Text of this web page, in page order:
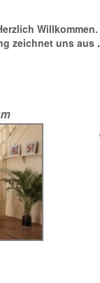
Willkommen.
zeichnet uns aus .